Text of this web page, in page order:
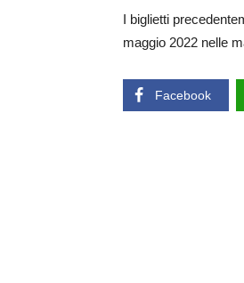
I biglietti
maggio 2022 nelle
Facebook